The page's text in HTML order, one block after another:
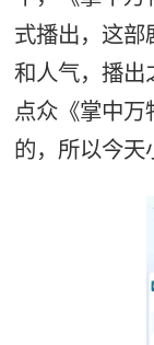
式播出，这部
和人气，播出
点众《掌中
的，所以今天